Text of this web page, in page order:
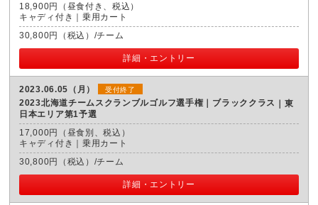
18,900円（昼食付き、税込）
キャディ付き｜乗用カート
30,800円（税込）/チーム
詳細・エントリー
2023.06.05（月） 受付終了
2023北海道チームスクランブルゴルフ選手権｜ブラッククラス
東
日本エリア第1予選
17,000円（昼食別、税込）
キャディ付き｜乗用カート
30,800円（税込）/チーム
詳細・エントリー